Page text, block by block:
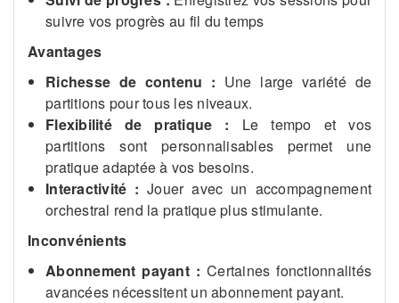
suivre vos progrès au fil du temps
Avantages
Richesse de contenu : Une large variété de
partitions pour tous les niveaux.
Flexibilité de pratique : Le tempo et vos
partitions sont personnalisables permet une
pratique adaptée à vos besoins.
Interactivité : Jouer avec un accompagnement
orchestral rend la pratique plus stimulante.
Inconvénients
Abonnement payant : Certaines fonctionnalités
avancées nécessitent un abonnement payant.